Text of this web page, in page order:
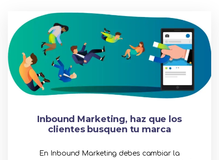
Inbound Marketing, haz que los
clientes busquen tu marca
En Inbound Marketing debes cambiar la